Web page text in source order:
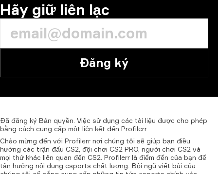
Hãy giữ liên lạc
Đăng ký
Đã đăng ký Bản quyền. Việc sử dụng các tài liệu được cho phép
bằng cách cung cấp một liên kết đến Profilerr.
Chào mừng đến với Profilerr nơi chúng tôi sẽ giúp bạn điều
hướng các trận đấu CS2, đội chơi CS2 PRO, người chơi CS2 và
mọi thứ khác liên quan đến CS2. Profilerr là điểm đến của bạn để
tận hưởng nội dung esports chất lượng. Đội ngũ viết bài của